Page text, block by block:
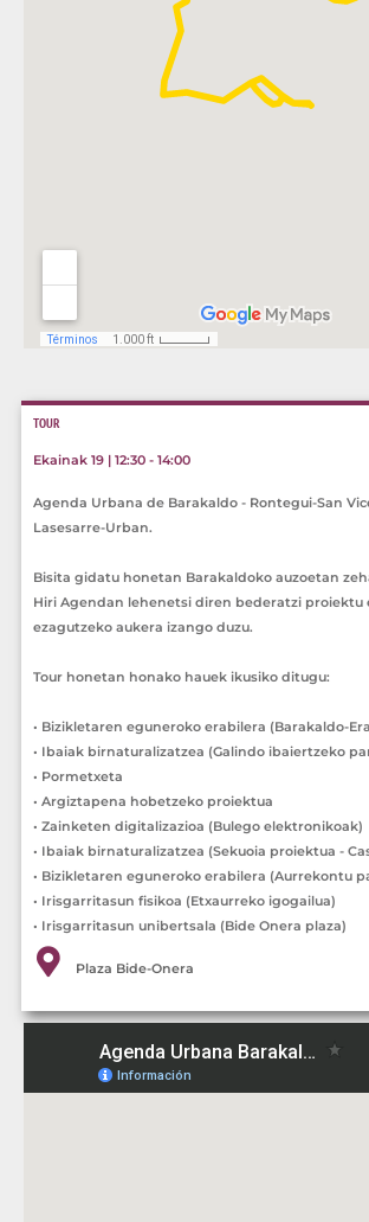
TOUR
Ekainak 19 | 12:30 - 14:00
Agenda Urbana de Barakaldo - Rontegui-San
Lasesarre-Urban.
Bisita gidatu honetan Barakaldoko auzoetan
Hiri Agendan lehenetsi diren bederatzi proiektu
ezagutzeko aukera izango duzu.
Tour honetan honako hauek ikusiko ditugu:
• Bizikletaren eguneroko erabilera (Barakaldo-
• Ibaiak birnaturalizatzea (Galindo ibaiertzeko
• Pormetxeta
• Argiztapena hobetzeko proiektua
• Zainketen digitalizazioa (Bulego elektronikoak)
• Ibaiak birnaturalizatzea (Sekuoia proiektua -
• Bizikletaren eguneroko erabilera (Aurrekontu
• Irisgarritasun fisikoa (Etxaurreko igogailua)
• Irisgarritasun unibertsala (Bide Onera plaza)
Plaza Bide-Onera